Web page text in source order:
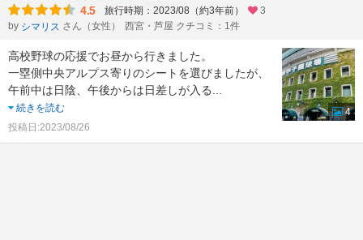
4.5 旅行時期：2023/08（約3年前）
3
by シマリス さん（女性） 西宮・芦屋 クチコミ：1件
高校野球の応援でお昼から行きました。
一塁側中央アルプス寄りのシートを選びましたが、
午前中は日陰、午後からは日差しが入る
続きを読む
投稿日:2023/08/26
4